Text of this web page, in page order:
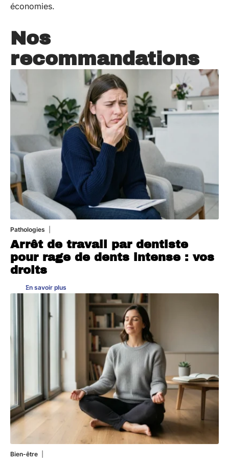
économies.
Nos
recommandations
Pathologies
Arrêt de travail par dentiste
pour rage de dents intense : vos
droits
En savoir plus
Bien-être